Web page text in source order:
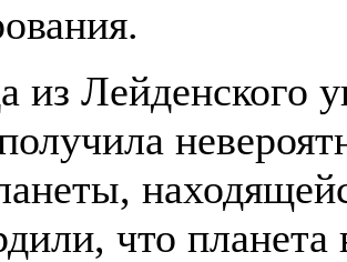
из Лейденского
что